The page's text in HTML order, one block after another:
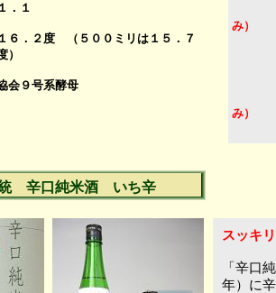
口純米酒 いち辛
スッキ
「辛口
年）に
１．１
１６．２度 （５００ミリは１５．７
）
会９号系酵母
み）
み）